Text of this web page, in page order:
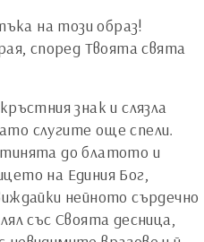
на този образ!
според Твоята свята
знак и слязла
слугите още спели.
до блатото и
на Единия Бог,
нейното сърдечно
със Своята десница,